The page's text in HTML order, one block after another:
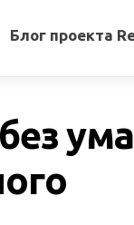
Блог проекта
Переводы
Авторские